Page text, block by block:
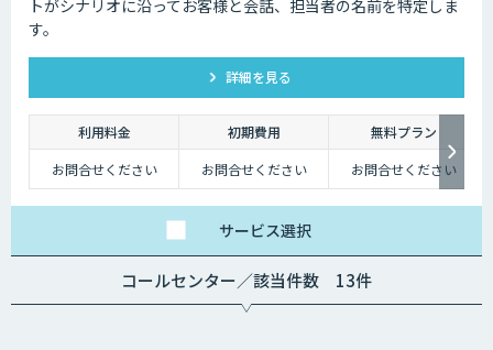
トがシナリオに沿ってお客様と会話、担当者の名前を特定しま
す。
詳細を見る
利用料金 初期費用
無料プラン
お問合せください
お問合せください お問合せください
サービス選択
コールセンター／該当件数 13件